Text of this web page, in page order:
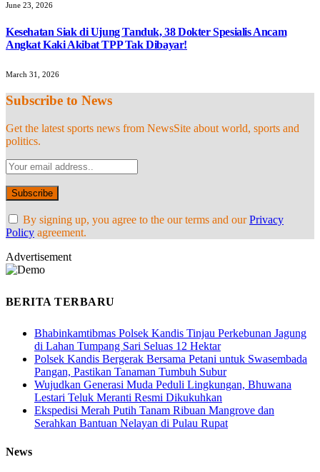
June 23, 2026
Kesehatan Siak di Ujung Tanduk, 38 Dokter Spesialis Ancam
Angkat Kaki Akibat TPP Tak Dibayar!
March 31, 2026
Subscribe to News
Get the latest sports news from NewsSite about world, sports and
politics.
By signing up, you agree to the our terms and ourPrivacy
Policy agreement.
Advertisement
BERITA TERBARU
Bhabinkamtibmas Polsek Kandis Tinjau Perkebunan Jagung
di Lahan Tumpang Sari Seluas 12 Hektar
Polsek Kandis Bergerak Bersama Petani untuk Swasembada
Pangan, Pastikan Tanaman Tumbuh Subur
Wujudkan Generasi Muda Peduli Lingkungan, Bhuwana
Lestari Teluk Meranti Resmi Dikukuhkan
Ekspedisi Merah Putih Tanam Ribuan Mangrove dan
Serahkan Bantuan Nelayan di Pulau Rupat
News